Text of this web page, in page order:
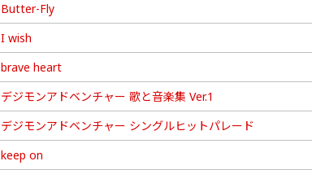
Butter-Fly
I wish
brave heart
デジモンアドベンチャー 歌と音楽集 Ver.1
デジモンアドベンチャー シングルヒットパレード
keep on